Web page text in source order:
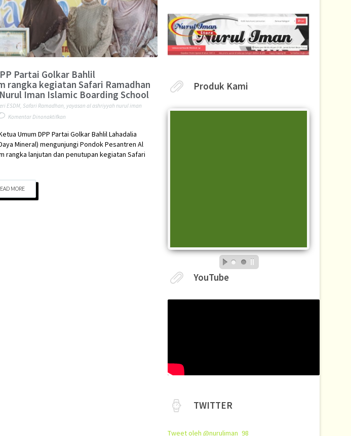
Partai Golkar Bahlil
rangka kegiatan Safari Ramadhan
Iman Islamic Boarding School
ESDM, Safari Ramadhan, yayasan al ashriyyah nurul iman
Komentar Dinonaktifkan
Umum
DPP
Partai
Umum DPP Partai Golkar Bahlil Lahadalia
Mineral) mengunjungi Pondok Pesantren Al
rangka lanjutan dan penutupan kegiatan Safari
MORE
Produk Kami
YouTube
TWITTER
Tweet oleh @nuruliman_98